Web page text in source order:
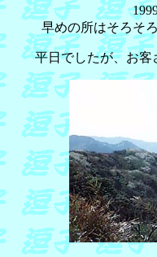
早めの所はそろそ
平日でしたが、お客